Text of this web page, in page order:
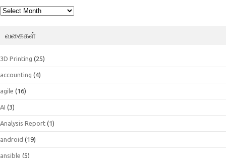
பெட்டகம்
வகைகள்
3D Printing (25)
accounting (4)
agile (16)
AI (3)
Analysis Report (1)
android (19)
ansible (5)